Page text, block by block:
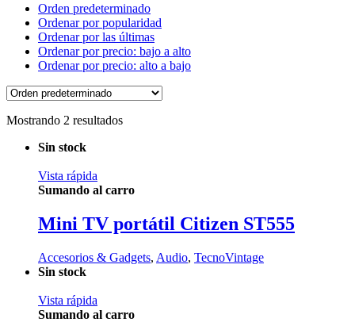
Orden predeterminado
Ordenar por popularidad
Ordenar por las últimas
Ordenar por precio: bajo a alto
Ordenar por precio: alto a bajo
Mostrando 2 resultados
Sin stock
Vista rápida
Sumando al carro
Mini TV portátil Citizen ST555
Accesorios & Gadgets, Audio, TecnoVintage
Sin stock
Vista rápida
Sumando al carro